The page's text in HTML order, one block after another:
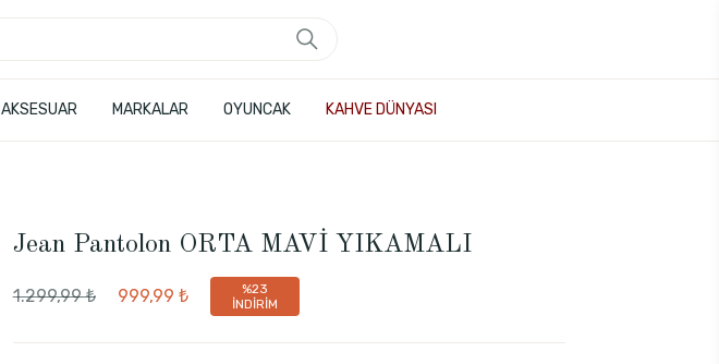
AKSESUAR MARKALAR OYUNCAK KAHVE DÜNYASI
Jean Pantolon ORTA MAVİ YIKAMALI
1.299,99 ₺ 999,99 ₺
%23
İNDİRİM